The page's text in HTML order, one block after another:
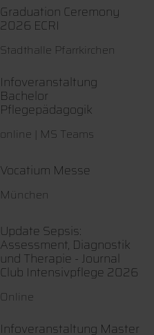
Graduation Ceremony
2026 ECRI
Stadthalle Pfarrkirchen
Infoveranstaltung
Bachelor
Pflegepädagogik
online | MS Teams
Vocatium Messe
München
Update Sepsis:
Assessment, Diagnostik
und Therapie - Journal
Club Intensivpflege 2026
Online
Infoveranstaltung Master